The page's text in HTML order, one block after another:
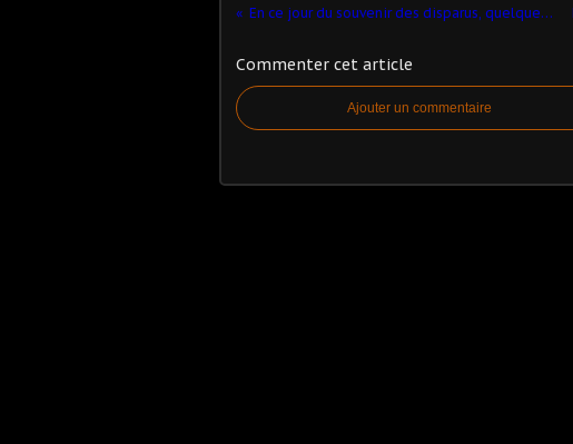
En ce jour du souvenir des disparus, quelques tombes pour rappeler leur souvenir...Monteverdi
Commenter cet article
Ajouter un commentaire